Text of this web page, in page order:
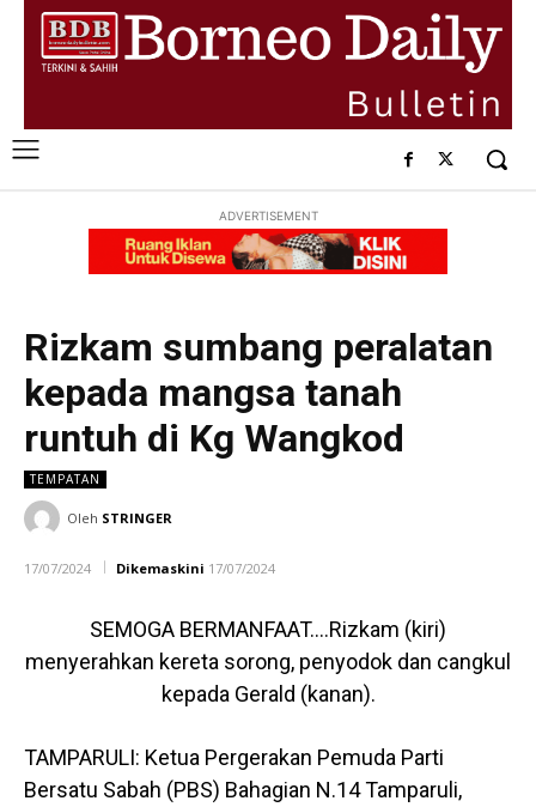
ADVERTISEMENT
Rizkam sumbang peralatan
kepada mangsa tanah
runtuh di Kg Wangkod
TEMPATAN
Oleh STRINGER
17/07/2024 Dikemaskini 17/07/2024
SEMOGA BERMANFAAT….Rizkam (kiri)
menyerahkan kereta sorong, penyodok dan cangkul
kepada Gerald (kanan).
TAMPARULI: Ketua Pergerakan Pemuda Parti
Bersatu Sabah (PBS) Bahagian N.14 Tamparuli,